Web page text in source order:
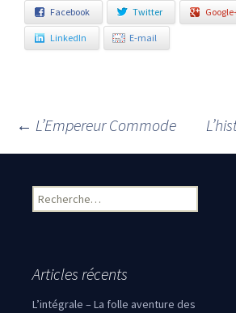
Facebook Twitter
LinkedIn E-mail
Navigation des
← L’Empereur Commode
Rechercher :
Articles récents
L’intégrale – La folle aventure des